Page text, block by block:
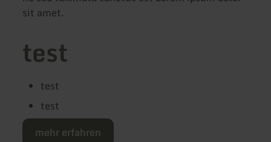
sit amet.
test
test
test
mehr erfahren